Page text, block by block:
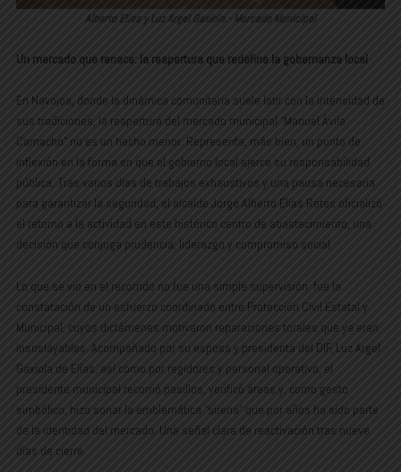
Alberto Elias y Luz Argel Gaxiola.- Mercado Municipal
Un mercado que renace: la reapertura que redefine la gobernanza local
En Navojoa, donde la dinámica comunitaria suele latir con la intensidad de
sus tradiciones, la reapertura del mercado municipal “Manuel Ávila
Camacho” no es un hecho menor. Representa, más bien, un punto de
inflexión en la forma en que el gobierno local ejerce su responsabilidad
pública. Tras varios días de trabajos exhaustivos y una pausa necesaria
para garantizar la seguridad, el alcalde Jorge Alberto Elías Retes oficializó
el retorno a la actividad en este histórico centro de abastecimiento, una
decisión que conjuga prudencia, liderazgo y compromiso social.
Lo que se vio en el recorrido no fue una simple supervisión: fue la
constatación de un esfuerzo coordinado entre Protección Civil Estatal y
Municipal, cuyos dictámenes motivaron reparaciones torales que ya eran
insoslayables. Acompañado por su esposa y presidenta del DIF, Luz Argel
Gaxiola de Elías, así como por regidores y personal operativo, el
presidente municipal recorrió pasillos, verificó áreas y, como gesto
simbólico, hizo sonar la emblemática “sirena” que por años ha sido parte
de la identidad del mercado. Una señal clara de reactivación tras nueve
días de cierre.